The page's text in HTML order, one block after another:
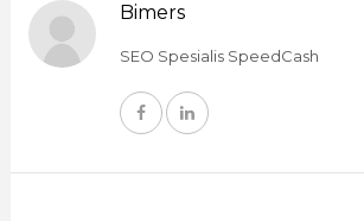
Bimers
SEO Spesialis SpeedCash